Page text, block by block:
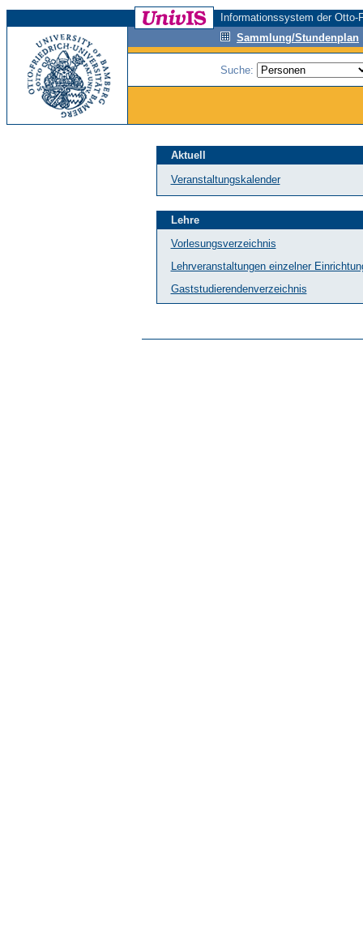
Informationssystem der
Sammlung/Stundenplan
Suche:
Aktuell
Veranstaltungskalender
Lehre
Vorlesungsverzeichnis
Lehrveranstaltungen einzelner
Gaststudierendenverzeichnis